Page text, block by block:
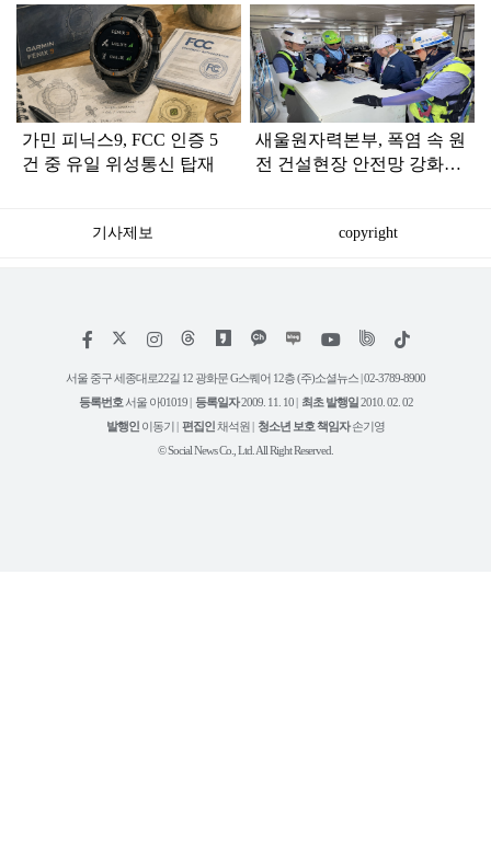
탑
라
인
가민 피닉스9, FCC 인증 5
건 중 유일 위성통신 탑재
새울원자력본부, 폭염 속 원
전 건설현장 안전망 강화…
기사제보 copyright
페
스
인
타
램
위
트
유
튜
틱
서울 중구 세종대로22길 12 광화문 G스퀘어 12층 (주)소셜뉴스 | 02-3789-8900
등록번호 서울 아01019 | 등록일자2009. 11. 10 | 최초 발행일 2010. 02. 02
발행인 이동기 | 편집인 채석원 | 청소년 보호 책임자손기영
© Social News Co., Ltd. All Right Reserved.